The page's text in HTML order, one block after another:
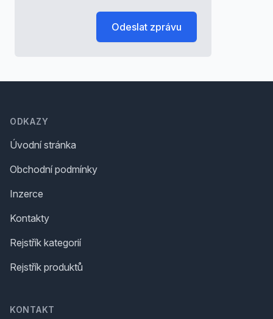
Odeslat zprávu
ODKAZY
Úvodní stránka
Obchodní podmínky
Inzerce
Kontakty
Rejstřík kategorií
Rejstřík produktů
KONTAKT